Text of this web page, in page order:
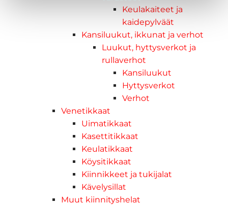
Keulakaiteet ja
kaidepylväät
Kansiluukut, ikkunat ja verhot
Luukut, hyttysverkot ja
rullaverhot
Kansiluukut
Hyttysverkot
Verhot
Venetikkaat
Uimatikkaat
Kasettitikkaat
Keulatikkaat
Köysitikkaat
Kiinnikkeet ja tukijalat
Kävelysillat
Muut kiinnityshelat